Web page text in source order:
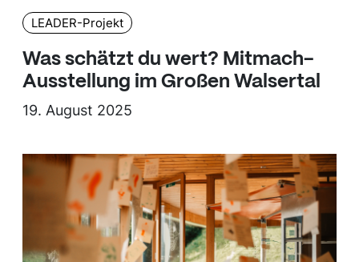
LEADER-Projekt
Was schätzt du wert? Mitmach-
Ausstellung im Großen Walsertal
19. August 2025